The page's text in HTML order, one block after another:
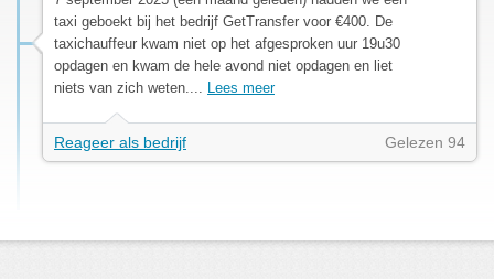
taxi geboekt bij het bedrijf GetTransfer voor €400. De
taxichauffeur kwam niet op het afgesproken uur 19u30
opdagen en kwam de hele avond niet opdagen en liet
niets van zich weten.... Lees meer
Reageer als bedrijf Gelezen 94